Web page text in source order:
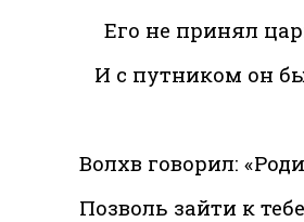
Его не принял
И с путником он
Волхв говорил:
Позволь зайти к